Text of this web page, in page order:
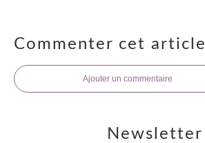
Commenter cet article
Ajouter un commentaire
Newsletter